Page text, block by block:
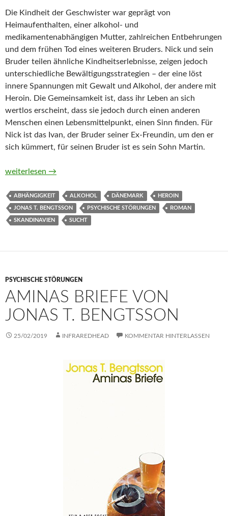
Die Kindheit der Geschwister war geprägt von
Heimaufenthalten, einer alkohol- und
medikamentenabhängigen Mutter, zahlreichen Entbehrungen
und dem frühen Tod eines weiteren Bruders. Nick und sein
Bruder teilen ähnliche Kindheitserlebnisse, zeigen jedoch
unterschiedliche Bewältigungsstrategien – der eine löst
innere Spannungen mit Gewalt und Alkohol, der andere mit
Heroin. Die Gemeinsamkeit ist, dass ihr Leben an sich
wertlos erscheint, dass sie jedoch durch einen anderen
Menschen einen Lebensmittelpunkt, einen Sinn finden. Für
Nick ist das Ivan, der Bruder seiner Ex-Freundin, um den er
sich kümmert, für seinen Bruder ist es sein Sohn Martin.
Submarino von Jonas T. Bengtsson
weiterlesen →
ABHÄNGIGKEIT ALKOHOL DÄNEMARK HEROIN
JONAS T. BENGTSSON PSYCHISCHE STÖRUNGEN ROMAN
SKANDINAVIEN SUCHT
PSYCHISCHE STÖRUNGEN
AMINAS BRIEFE VON
JONAS T. BENGTSSON
25/02/2019 INFRAREDHEAD KOMMENTAR HINTERLASSEN